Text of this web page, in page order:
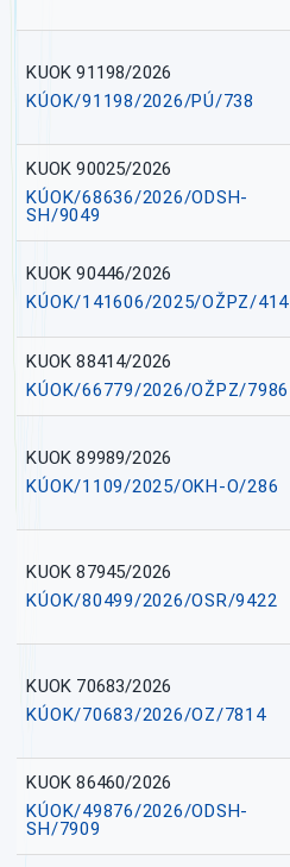
KUOK 91198/2026
KÚOK/91198/2026/PÚ/738
KUOK 90025/2026
KÚOK/68636/2026/ODSH-
SH/9049
KUOK 90446/2026
KÚOK/141606/2025/OŽPZ/414
KUOK 88414/2026
KÚOK/66779/2026/OŽPZ/7986
KUOK 89989/2026
KÚOK/1109/2025/OKH-O/286
KUOK 87945/2026
KÚOK/80499/2026/OSR/9422
KUOK 70683/2026
KÚOK/70683/2026/OZ/7814
KUOK 86460/2026
KÚOK/49876/2026/ODSH-
SH/7909